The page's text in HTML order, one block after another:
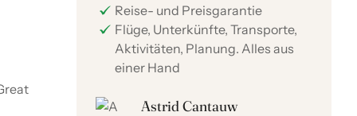
Reise- und Preisgarantie
Flüge, Unterkünfte, Transporte,
Aktivitäten, Planung. Alles aus
einer Hand
Astrid Cantauw